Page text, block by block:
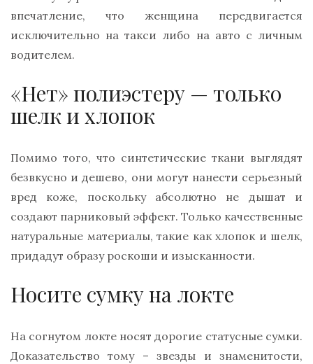
впечатление, что женщина передвигается
исключительно на такси либо на авто с личным
водителем.
«Нет» полиэстеру — только
шелк и хлопок
Помимо того, что синтетические ткани выглядят
безвкусно и дешево, они могут нанести серьезный
вред коже, поскольку абсолютно не дышат и
создают парниковый эффект. Только качественные
натуральные материалы, такие как хлопок и шелк,
придадут образу роскоши и изысканности.
Носите сумку на локте
На согнутом локте носят дорогие статусные сумки.
Доказательство тому – звезды и знаменитости,